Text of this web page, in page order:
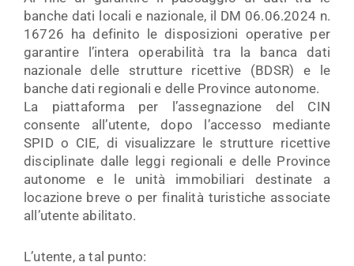
banche dati locali e nazionale, il DM 06.06.2024 n.
16726 ha definito le disposizioni operative per
garantire l’intera operabilità tra la banca dati
nazionale delle strutture ricettive (BDSR) e le
banche dati regionali e delle Province autonome.
La piattaforma per l’assegnazione del CIN
consente all’utente, dopo l’accesso mediante
SPID o CIE, di visualizzare le strutture ricettive
disciplinate dalle leggi regionali e delle Province
autonome e le unità immobiliari destinate a
locazione breve o per finalità turistiche associate
all’utente abilitato.
L’utente, a tal punto: